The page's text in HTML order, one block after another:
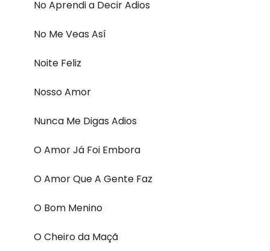
No Aprendi a Decir Adios
No Me Veas Así
Noite Feliz
Nosso Amor
Nunca Me Digas Adios
O Amor Já Foi Embora
O Amor Que A Gente Faz
O Bom Menino
O Cheiro da Maçã